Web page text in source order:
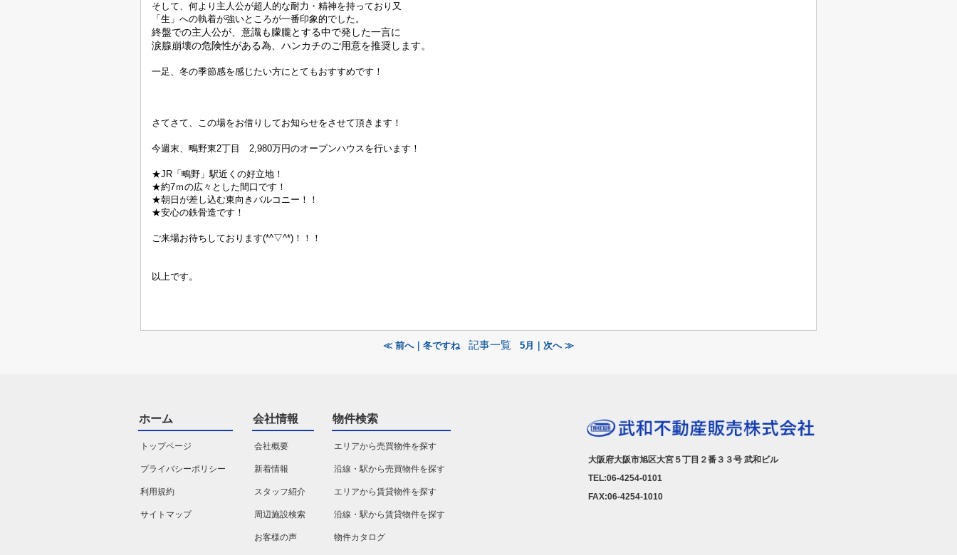
そして、何より主人公が超人的な耐力・精神を持っており又
「生」への執着が強いところが一番印象的でした。
終盤での主人公が、意識も朦朧とする中で発した一言に
涙腺崩壊の危険性がある為、ハンカチのご用意を推奨します。
一足、冬の季節感を感じたい方にとてもおすすめです！
さてさて、この場をお借りしてお知らせをさせて頂きます！
今週末、鴫野東2丁目 2,980万円のオープンハウスを行います！
★JR 「鴫野」駅近くの好立地！
★約7ｍの広々とした間口です！
★朝日が差し込む東向きバルコニー！！
★安心の鉄骨造です！
ご来場お待ちしております(*^▽^*) ！！！
以上です。
≪ 前へ｜冬ですね 記事一覧 5月｜次へ ≫
ホーム
トップページ
プライバシーポリシー
利用規約
サイトマップ
会社情報
会社概要
新着情報
スタッフ紹介
周辺施設検索
お客様の声
物件検索
エリアから売買物件を探す
沿線・駅から売買物件を探す
エリアから賃貸物件を探す
沿線・駅から賃貸物件を探す
物件カタログ
大阪府大阪市旭区大宮５丁目２番３３号 武和ビル
TEL:06-4254-0101
FAX:06-4254-1010